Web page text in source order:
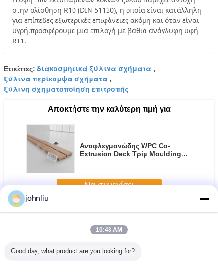
στην ολίσθηση R10 (DIN 51130), η οποία είναι κατάλληλη
για επίπεδες εξωτερικές επιφάνειες ακόμη και όταν είναι
υγρή.προσφέρουμε μια επιλογή με βαθιά ανάγλυφη υφή
R11.
Ετικέττες: διακοσμητικά ξύλινα σχήματα ,
ξύλινα περίκομψα σχήματα ,
ξύλινη σχηματοποίηση επιτροπής
Αποκτήστε την καλύτερη τιμή για
Αντιφλεγμονώδης WPC Co-
Extrusion Deck Τρίμ Moulding
άκρη Τρίμ 12ft 16ft
Να συνεχίσει
ΠερισσότεροιΔιακοσμητικά ξύλινα σχήματα
johnliu
10:48 AM
Good day, what product are you looking for?